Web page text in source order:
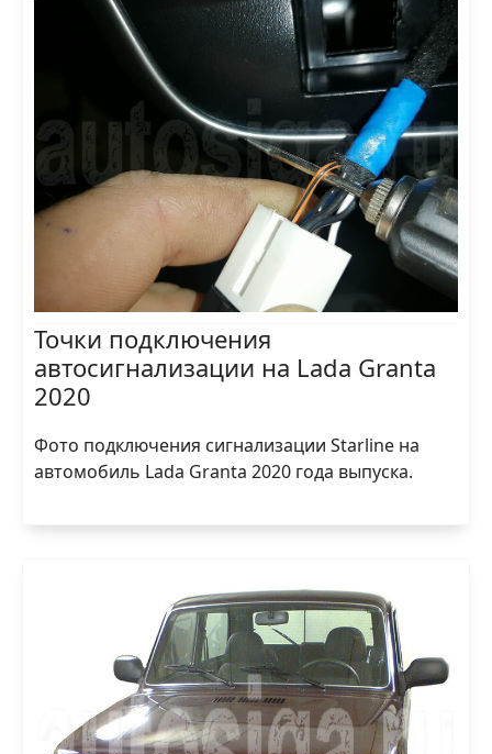
Точки подключения
автосигнализации на Lada Granta
2020
Фото подключения сигнализации Starline на
автомобиль Lada Granta 2020 года выпуска.